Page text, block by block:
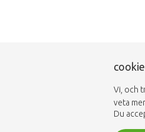
Vi, och
veta
Du